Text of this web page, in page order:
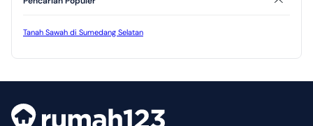
Tanah Sawah di Sumedang Selatan